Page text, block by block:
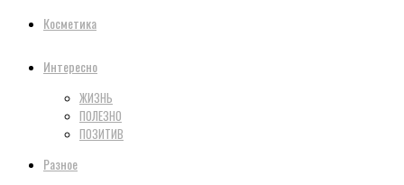
Косметика
Интересно
ЖИЗНЬ
ПОЛЕЗНО
ПОЗИТИВ
Разное